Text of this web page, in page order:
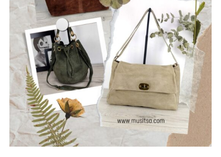
και την ανάγκη για αλήθεια.
Μέλη του συγκροτήματος: Ανδρεόπουλος Αντώνης –
Φωνή & Κιθάρα, Σαράντης Δημήτρης – Κιθάρα, Νικολάου
Θωμάς – Μπάσο, Μηλιώνης Γρηγόρης – Τύμπανα.